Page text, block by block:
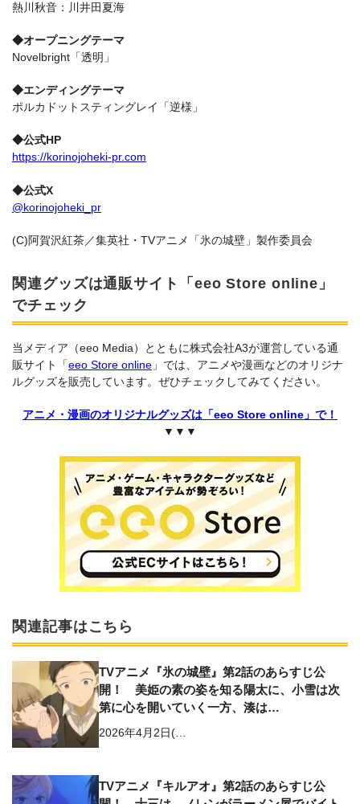
熱川秋音：川井田夏海
◆オープニングテーマ
Novelbright「透明」
◆エンディングテーマ
ポルカドットスティングレイ「逆様」
◆公式HP
https://korinojoheki-pr.com
◆公式X
@korinojoheki_pr
(C)阿賀沢紅茶／集英社・TVアニメ「氷の城壁」製作委員会
関連グッズは通販サイト「eeo Store online」
でチェック
当メディア（eeo Media）とともに株式会社A3が運営している通
販サイト「eeo Store online 」では、アニメや漫画などのオリジナ
ルグッズを販売しています。ぜひチェックしてみてください。
アニメ・漫画のオリジナルグッズは「eeo Store online」で！
▼▼▼
関連記事はこちら
TVアニメ『氷の城壁』第2話のあらすじ公
開！ 美姫の素の姿を知る陽太に、小雪は次
第に心を開いていく一方、湊は…
2026年4月2日(…
TVアニメ『キルアオ』第2話のあらすじ公